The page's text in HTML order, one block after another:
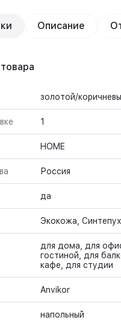
Описание
золотой/
1
HOME
Россия
да
Экокожа, Синтепух
для дома, для
гостиной, для
кафе, для студии
Anvikor
напольный